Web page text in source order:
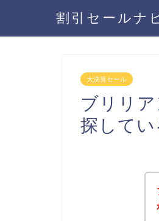
割引セールナ
大決算セール
ブリリ
探して